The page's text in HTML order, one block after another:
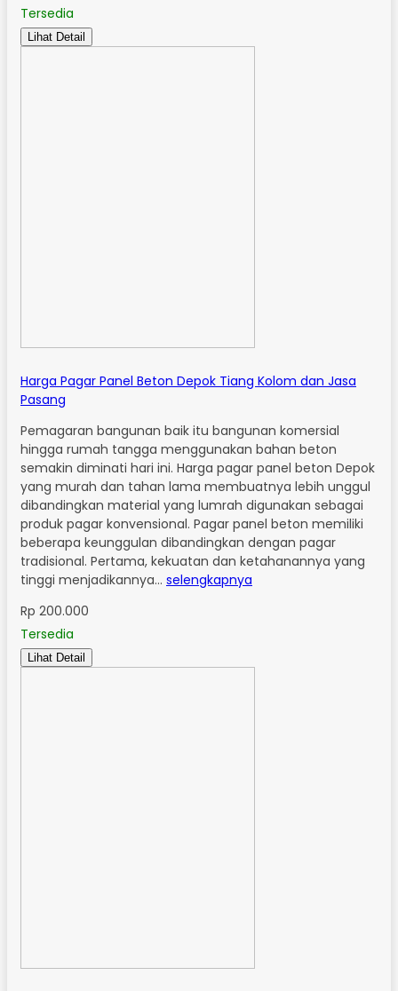
Tersedia
Lihat Detail
Harga Pagar Panel Beton Depok Tiang Kolom dan Jasa
Pasang
Pemagaran bangunan baik itu bangunan komersial
hingga rumah tangga menggunakan bahan beton
semakin diminati hari ini. Harga pagar panel beton Depok
yang murah dan tahan lama membuatnya lebih unggul
dibandingkan material yang lumrah digunakan sebagai
produk pagar konvensional. Pagar panel beton memiliki
beberapa keunggulan dibandingkan dengan pagar
tradisional. Pertama, kekuatan dan ketahanannya yang
tinggi menjadikannya… selengkapnya
Rp 200.000
Tersedia
Lihat Detail